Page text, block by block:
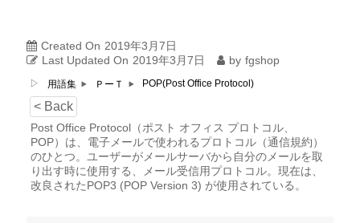
Created On 2019年3月7日
Last Updated On 2019年3月7日 by fgshop
▷ 用語集 ＰーＴ POP(Post Office Protocol)
< Back
Post Office Protocol（ポスト オフィス プロトコル、
POP）は、電子メールで使われるプロトコル（通信規約）
のひとつ。ユーザーがメールサーバから自分のメールを取
り出す時に使用する、メール受信用プロトコル。現在は、
改良されたPOP3 (POP Version 3) が使用されている。